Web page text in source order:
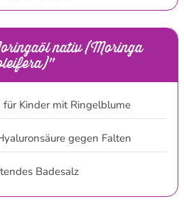
nativ (Moringa
für Kinder mit Ringelblume
gegen Falten
Badesalz